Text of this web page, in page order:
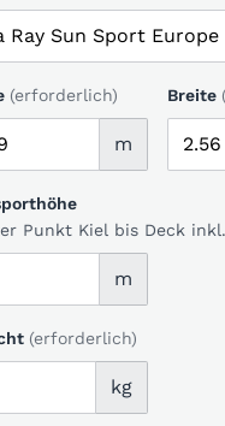
(erforderlich)
m
Breite
Punkt Kiel bis Deck
m
(erforderlich)
kg